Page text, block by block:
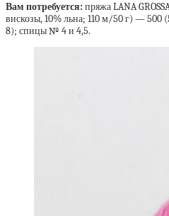
Вам потребуется: пряжа LANA
вискозы, 10% льна; 110 м/50 г) — 500
8); спицы № 4 и 4,5.